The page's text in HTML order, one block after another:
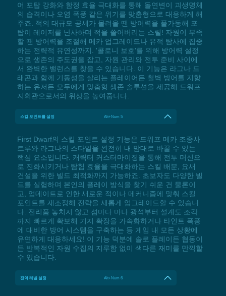
어 포탑 강화와 함정 효율 극대화를 통해 돌연변이 괴생명체
의 습격이나 오염 폭풍 같은 위기를 맞춤형으로 대응하게 해
주죠. 적의 대규모 공세가 몰려올 땐 방어력을 풀가동해 포
탑이 레이저를 난사하며 적을 쓸어버리는 스릴! 자원이 부족
할 땐 방어력을 조절해 메카 업그레이드나 유적 탐사에 집중
하는 전략적 유연성까지. '콜로니 보호'를 위해 방어력 설정
으로 생존의 주도권을 잡고, 자원 관리와 전투 준비 사이에
서 완벽한 밸런스를 찾을 수 있습니다. 이 기능은 라그나 드
래곤과 함께 기동성을 살리는 플레이어든 철벽 방어를 지향
하는 유저든 모두에게 맞춤형 생존 솔루션을 제공해 드워프
지휘관으로서의 위상을 높여줍니다.
스킬 포인트를 설정 Alt+Num 5
First Dwarf의 스킬 포인트 설정 기능은 드워프 메카 조종사
트루와 라그나의 스타일을 완전히 내 맘대로 바꿀 수 있는
핵심 요소입니다. 캐릭터 커스터마이징을 통해 전투 머신으
로 진화시키거나 탐험 효율을 극대화하는 스킬 배분, 요새
건설을 위한 빌드 최적화까지 가능하죠. 초보자도 다양한 빌
드를 실험하며 본인의 플레이 방식을 찾기 쉬운 건 물론이
고, 업데이트로 인한 새로운 적이나 메커니즘에 맞춰 스킬
포인트를 재조정해 전략을 새롭게 업그레이드할 수 있습니
다. 전리품 놓치지 않고 섬마다 마나 광석부터 설계도 조각
까지 빠르게 확보해 기지 확장을 가속화하거나 타인트 폭풍
에 대비한 방어 시스템을 구축하는 등 게임 내 모든 상황에
유연하게 대응하세요! 이 기능 덕분에 솔로 플레이든 협동이
든 반복적인 자원 수집의 지루함 없이 색다른 재미를 만끽할
수 있습니다.
전역 레벨 설정 Alt+Num 6